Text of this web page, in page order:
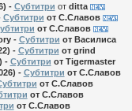
- Субтитри от ditta
Субтитри от С.Славов
от С.Славов
- Субтитри от Василиса
- Субтитри от grind
- Субтитри от Tigermaster
- Субтитри от С.Славов
от С.Славов
от С.Славов
от С.Славов